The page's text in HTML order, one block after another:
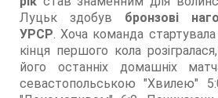
Луцьк здобув бронзові
УРСР. Хоча команда
кінця першого кола
його останніх домашніх
севастопольською "Хвилею"